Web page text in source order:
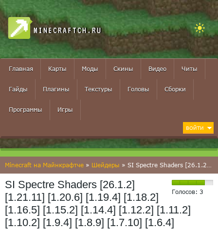
MINECRAFTCH.RU
Главная Карты Моды Скины Видео Читы
Гайды Плагины Текстуры Головы Сборки
Программы Игры
ВОЙТИ
Minecraft на Майнкрафтче » Шейдеры » SI Spectre Shaders [26.1.2] [1.21.11] [1.20.6] [1.19.4] [1.18.2] [1.16.5] [1.15.2] [1.14.4] [1.12.2] [1.11.2] [1.10.2] [1.9.4] [1.8.9] [1.7.10] [1.6.4]
Голосов: 3
SI Spectre Shaders [26.1.2]
[1.21.11] [1.20.6] [1.19.4] [1.18.2]
[1.16.5] [1.15.2] [1.14.4] [1.12.2] [1.11.2]
[1.10.2] [1.9.4] [1.8.9] [1.7.10] [1.6.4]